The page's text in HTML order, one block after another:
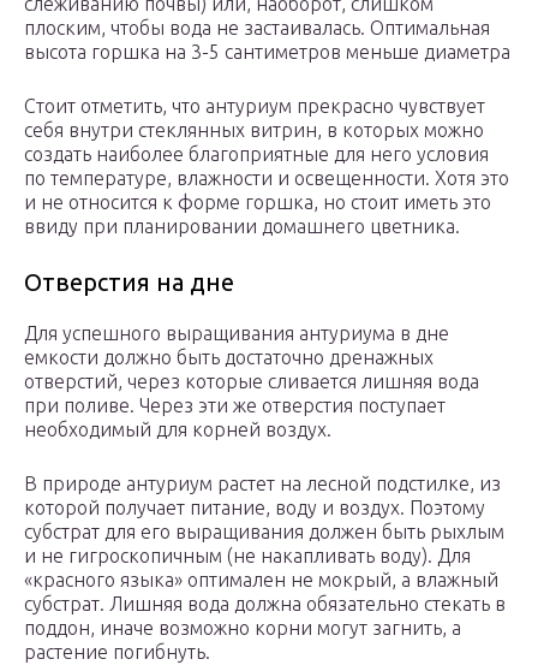
плоским, чтобы вода не застаивалась. Оптимальная
высота горшка на 3-5 сантиметров меньше диаметра
Стоит отметить, что антуриум прекрасно чувствует
себя внутри стеклянных витрин, в которых можно
создать наиболее благоприятные для него условия
по температуре, влажности и освещенности. Хотя это
и не относится к форме горшка, но стоит иметь это
ввиду при планировании домашнего цветника.
Отверстия на дне
Для успешного выращивания антуриума в дне
емкости должно быть достаточно дренажных
отверстий, через которые сливается лишняя вода
при поливе. Через эти же отверстия поступает
необходимый для корней воздух.
В природе антуриум растет на лесной подстилке, из
которой получает питание, воду и воздух. Поэтому
субстрат для его выращивания должен быть рыхлым
и не гигроскопичным (не накапливать воду). Для
«красного языка» оптимален не мокрый, а влажный
субстрат. Лишняя вода должна обязательно стекать в
поддон, иначе возможно корни могут загнить, а
растение погибнуть.